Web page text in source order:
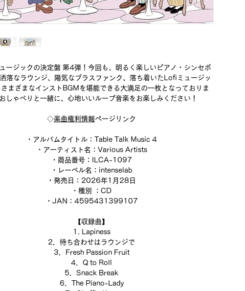
ージックの決定盤 第4弾！今回も、明るく楽しいピアノ・シンセポ
落なラウンジ、陽気なブラスファンク、落ち着いたLofiミュージッ
まざまなインストBGMを堪能できる大満足の一枚となっておりま
しゃべりと一緒に、心地いいループ音楽をお楽しみください！
◇楽曲権利情報ページリンク
・アルバムタイトル：Table Talk Music 4
・アーティスト名：Various Artists
・商品番号：ILCA-1097
・レーベル名：intenselab
・発売日：2026年1月28日
・種別 ：CD
・JAN：4595431399107
【収録曲】
1. Lapiness
2 ．待ち合わせはラウンジで
3 ．Fresh Passion Fruit
4 ．Q to Roll
5 ．Snack Break
6 ．The Piano-Lady